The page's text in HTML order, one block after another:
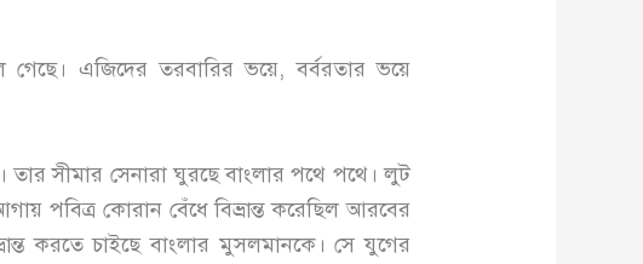
এজিদের তরবারির ভয়ে, বর্বরতার ভয়ে
সীমার সেনারা ঘুরছে বাংলার পথে পথে। লুট
পবিত্র কোরান বেঁধে বিভ্রান্ত করেছিল আরবের
করতে চাইছে বাংলার মুসলমানকে। সে যুগের